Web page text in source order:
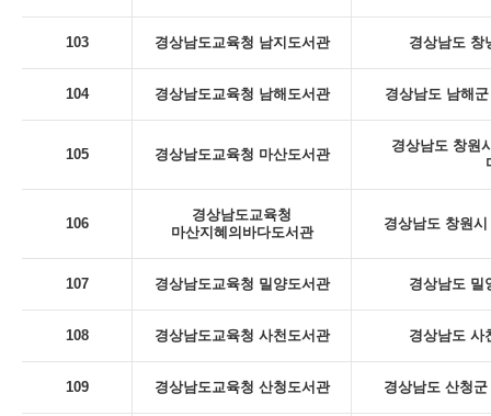
103 경상남도교육청 남지도서관 경상남도 창
104 경상남도교육청 남해도서관 경상남도 남해
105 경상남도교육청 마산도서관
경상남도 창원
106
경상남도교육청
마산지혜의바다도서관
경상남도 창원
107 경상남도교육청 밀양도서관 경상남도 밀
108 경상남도교육청 사천도서관 경상남도 사
109 경상남도교육청 산청도서관 경상남도 산청